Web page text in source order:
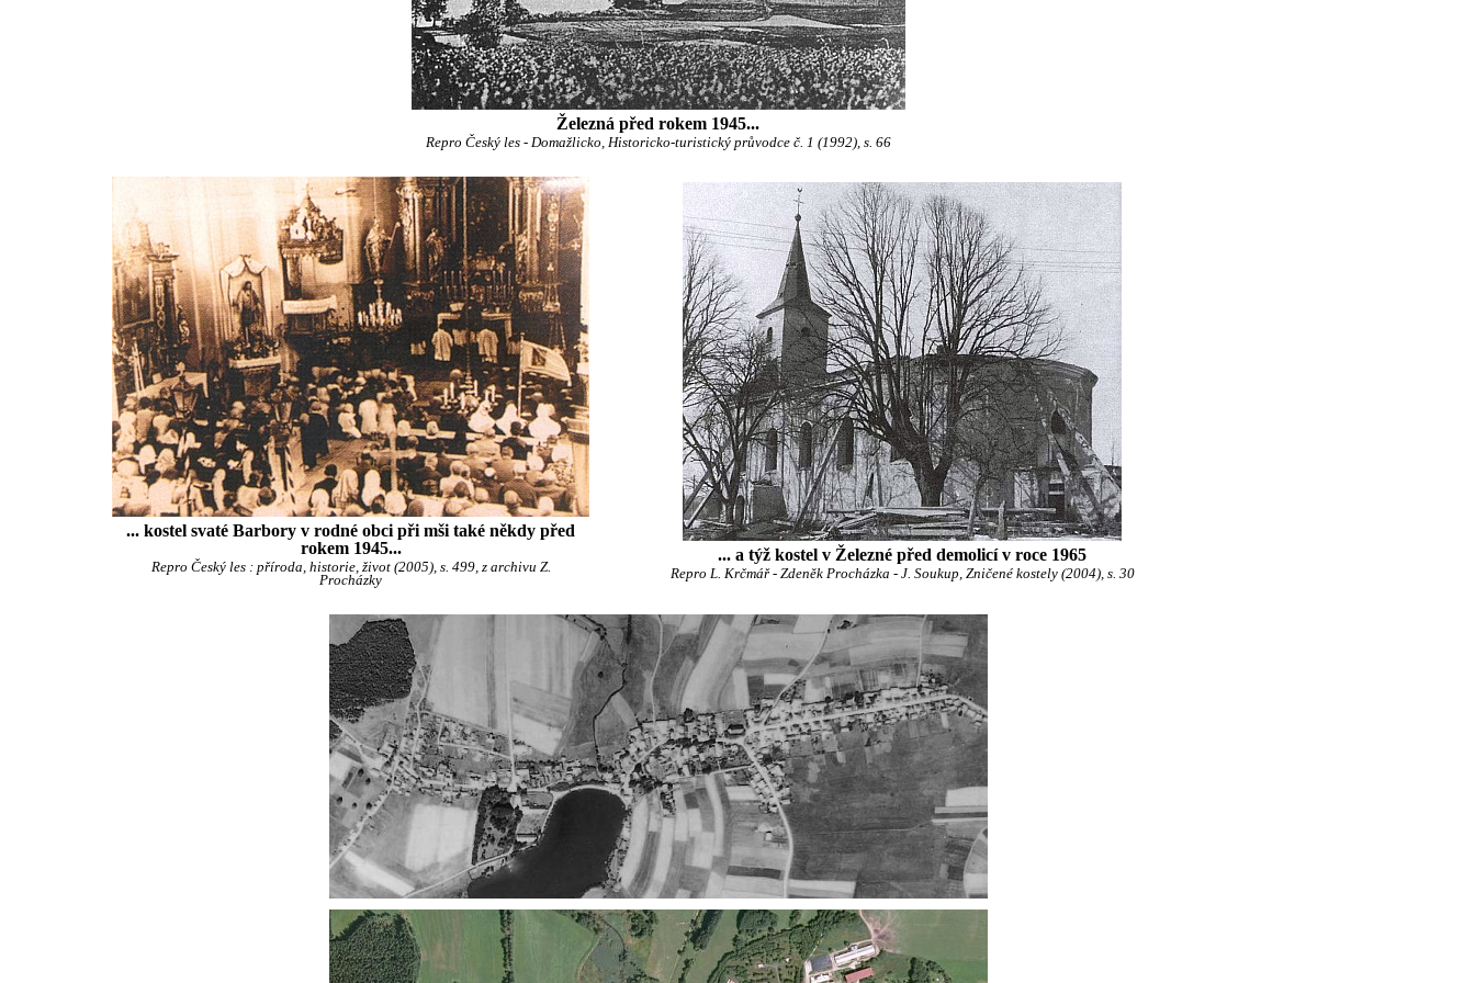
Železná před rokem 1945...
Repro Český les - Domažlicko, Historicko-turistický průvodce č. 1 (1992), s. 66
... kostel svaté Barbory v rodné obci při mši také někdy před
rokem 1945...
Repro Český les : příroda, historie, život (2005), s. 499, z archivu Z.
Procházky
... a týž kostel v Železné před demolicí v roce 1965
Repro L. Krčmář - Zdeněk Procházka - J. Soukup, Zničené kostely (2004), s. 30